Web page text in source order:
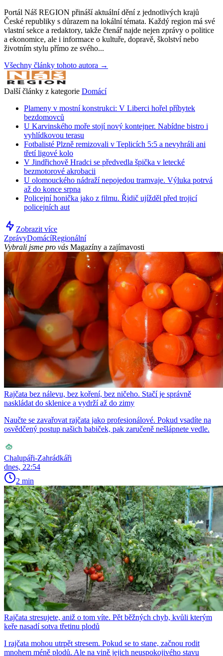
Portál Náš REGION přináší aktuální dění z jednotlivých krajů
České republiky s důrazem na lokální témata. Každý region má své
vlastní sekce a redaktory, takže čtenář najde nejen zprávy o politice
a ekonomice, ale i informace o kultuře, dopravě, školství nebo
životním stylu přímo ze svého...
Všechny články tohoto autora →
Další články z kategorie Domácí
Plameny v mostní konstrukci: V Liberci hořel příbytek
bezdomovců
U Karvinského moře stojí nový kontejner. Nabídne bistro i
vyhlídkovou terasu
Fotbalisté Plzně remizovali v Teplicích 5:5 a nevyhráli ani
třetí ligové kolo
V Jindřichově Hradci se předvedla špička v letecké
bezmotorové akrobacii
U olomouckého nádraží nepojedou tramvaje. Výluka potrvá
až do konce srpna
Policejní honička jako z filmu. Řidič ujížděl před trojicí
policejních aut
Zobrazit více
ZprávyDomácíRegionální
Vybrali jsme pro vás Magazíny a zajímavosti
Rajčata bez nálevu, bez koření, bez ničeho. Stačí je správně
naskládat do sklenice a vydrží až do zimy
Naučte se zavařovat rajčata jako profesionálové. Pokud vsadíte na
osvědčený postup našich babiček, pak zaručeně nešlápnete vedle.
Chalupáři-Zahrádkáři
dnes, 22:54
2 min
Rajčata stresujete, aniž o tom víte. Pět běžných chyb, kvůli kterým
keře nasadí sotva třetinu plodů
I rajčata mohou utrpět stresem. Pokud se to stane, začnou rodit
mnohem méně plodů. Ale na vině jejich neuspokojivého stavu